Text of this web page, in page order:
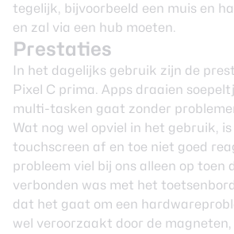
tegelijk, bijvoorbeeld een muis en
en zal via een hub moeten.
Prestaties
In het dagelijks gebruik zijn de
Pixel C prima. Apps draaien
multi-tasken gaat zonder
Wat nog wel opviel in het gebruik,
touchscreen af en toe niet goed
probleem viel bij ons alleen op toen
verbonden was met het
dat het gaat om een
wel veroorzaakt door de